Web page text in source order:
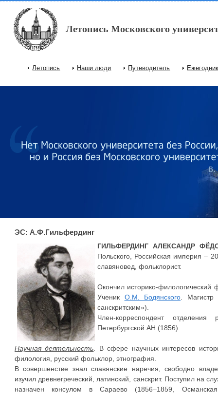
Перейти к основному содержанию
Летопись Московского
Главное меню
Летопись Наши люди Путеводитель
ЭС: А.Ф.Гильфердинг
ГИЛЬФЕРДИНГ АЛЕКСАНДР
Польского, Российская империя –
славяновед, фольклорист.
Окончил историко-филологический
Ученик О.М. Бодянского .
санскритским»).
Член-корреспондент
Петербургской АН (1856).
Научная деятельность . В сфере научных интересов
филология, русский фольклор, этнография.
В совершенстве знал славянские наречия, свободно
изучил древнегреческий, латинский, санскрит. Поступил на
назначен консулом в Сараево (1856–1859,